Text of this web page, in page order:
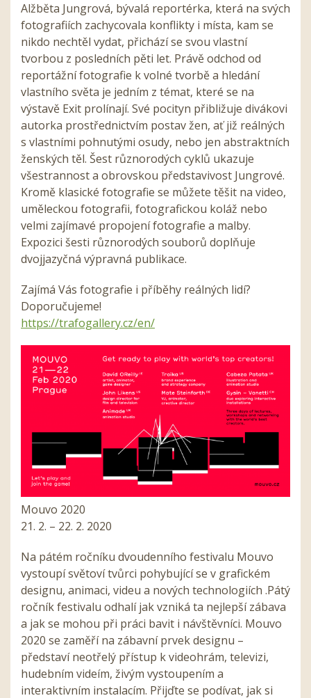
Alžběta Jungrová, bývalá reportérka, která na svých
fotografiích zachycovala konflikty i místa, kam se
nikdo nechtěl vydat, přichází se svou vlastní
tvorbou z posledních pěti let. Právě odchod od
reportážní fotografie k volné tvorbě a hledání
vlastního světa je jedním z témat, které se na
výstavě Exit prolínají. Své pocityn přibližuje divákovi
autorka prostřednictvím postav žen, ať již reálných
s vlastními pohnutými osudy, nebo jen abstraktních
ženských těl. Šest různorodých cyklů ukazuje
všestrannost a obrovskou představivost Jungrové.
Kromě klasické fotografie se můžete těšit na video,
uměleckou fotografii, fotografickou koláž nebo
velmi zajímavé propojení fotografie a malby.
Expozici šesti různorodých souborů doplňuje
dvojjazyčná výpravná publikace.
Zajímá Vás fotografie i příběhy reálných lidí?
Doporučujeme!
https://trafogallery.cz/en/
Mouvo 2020
21. 2. – 22. 2. 2020
Na pátém ročníku dvoudenního festivalu Mouvo
vystoupí světoví tvůrci pohybující se v grafickém
designu, animaci, videu a nových technologiích .Pátý
ročník festivalu odhalí jak vzniká ta nejlepší zábava
a jak se mohou při práci bavit i návštěvníci. Mouvo
2020 se zaměří na zábavní prvek designu –
představí neotřelý přístup k videohrám, televizi,
hudebním videím, živým vystoupením a
interaktivním instalacím. Přijďte se podívat, jak si